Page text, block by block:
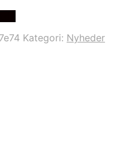
Kategori: Nyheder